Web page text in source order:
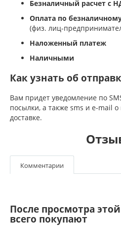
Безналичный расчет с
Оплата по
(физ. лиц-
Наложенный платеж
Наличными
Как узнать об
Вам придет уведомление по
посылки, а также sms и e-mail
доставке.
Комментарии
После просмотра
всего покупают